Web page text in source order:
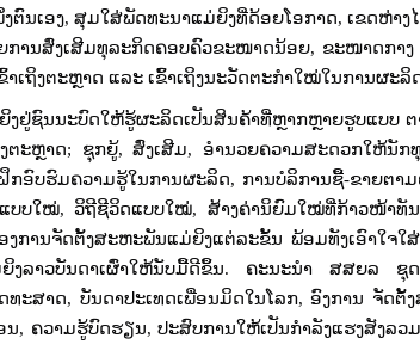
ຕົນເອງ,ສຸມໃສ່ພັດທະນາແມ່ຍິງທີ່ດ້ອຍໂອກາດ,ເຂດຫ່າງ
ຍການສົ່ງເສີມທຸລະກິດຄອບຄົວຂະໜາດນ້ອຍ, ຂະໜາດກາງ
າເຖິງຕະຫຼາດ ແລະ ເຂົ້າເຖິງນະວັດຕະກຳໃໝ່ໃນການຜະລິ
ງຢູ່ຊົນນະບົດໃຫ້ຮູ້ຜະລິດເປັນສິນຄ້າທີ່ຫຼາກຫຼາຍຮູບແບບ
ຕະຫຼາດ; ຊຸກຍູ້,ສົ່ງເສີມ, ອໍານວຍຄວາມສະດວກໃຫ້ນັກ
ກອົບຮົມຄວາມຮູ້ໃນການຜະລິດ, ການບໍລິການຊື້-ຂາຍຕາ
ບບໃໝ່,ວິຖີຊີວິດແບບໃໝ່, ສ້າງຄ່ານິຍົມໃໝ່ທີ່ກ້າວໜ້າທັ
ງການຈັດຕັ້ງສະຫະພັນແມ່ຍິງແຕ່ລະຂັ້ນ ພ້ອມທັງເອົາໃຈ
ງລາວບັນດາເຜົ່າໃຫ້ນັບມື້ດີຂຶ້ນ. ຄະນະນໍາ ສສຍລ ຊຸດ
ທະສາດ, ບັນດາປະເທດເພື່ອນມິດໃນໂລກ,ອົງການ ຈັດຕັ້
ນ, ຄວາມຮູ້ບົດຮຽນ, ປະສົບການໃຫ້ເປັນກໍາລັງແຮງສັງລວ